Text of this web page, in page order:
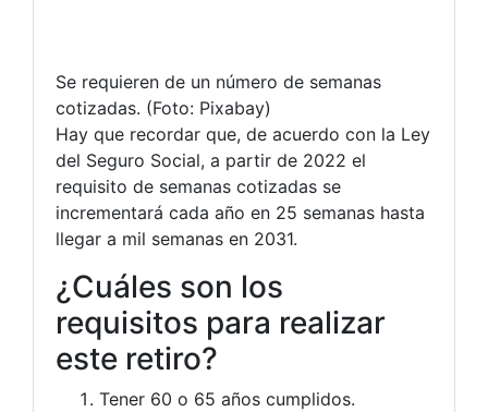
Se requieren de un número de semanas
cotizadas. (Foto: Pixabay)
Hay que recordar que, de acuerdo con la Ley
del Seguro Social, a partir de 2022 el
requisito de semanas cotizadas se
incrementará cada año en 25 semanas hasta
llegar a mil semanas en 2031.
¿Cuáles son los
requisitos para realizar
este retiro?
Tener 60 o 65 años cumplidos.